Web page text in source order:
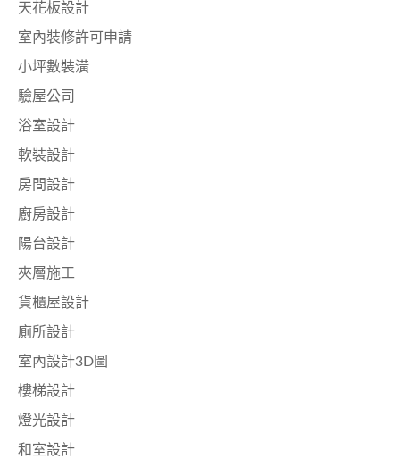
天花板設計
室內裝修許可申請
小坪數裝潢
驗屋公司
浴室設計
軟裝設計
房間設計
廚房設計
陽台設計
夾層施工
貨櫃屋設計
廁所設計
室內設計3D圖
樓梯設計
燈光設計
和室設計